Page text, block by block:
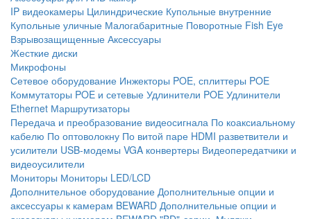
IP видеокамеры Цилиндрические Купольные внутренние
Купольные уличные Малогабаритные Поворотные Fish Eye
Взрывозащищенные Аксессуары
Жесткие диски
Микрофоны
Сетевое оборудование Инжекторы POE, сплиттеры POE
Коммутаторы POE и сетевые Удлинители POE Удлинители
Ethernet Маршрутизаторы
Передача и преобразование видеосигнала По коаксиальному
кабелю По оптоволокну По витой паре HDMI разветвители и
усилители USB-модемы VGA конвертеры Видеопередатчики и
видеоусилители
Мониторы Мониторы LED/LCD
Дополнительное оборудование Дополнительные опции и
аксессуары к камерам BEWARD Дополнительные опции и